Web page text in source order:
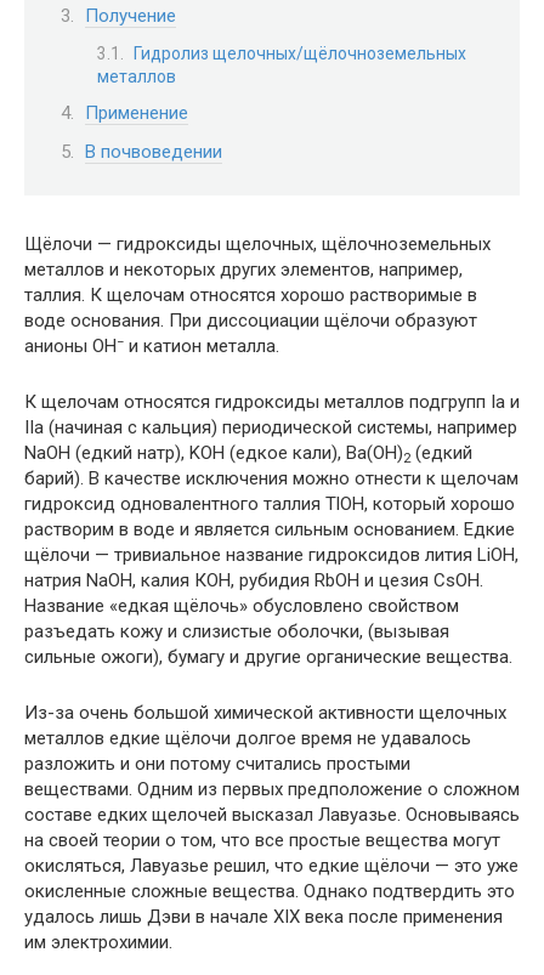
Получение
Гидролиз щелочных/щёлочноземельных
металлов
Применение
В почвоведении
Щёлочи — гидроксиды щелочных, щёлочноземельных
металлов и некоторых других элементов, например,
таллия. К щелочам относятся хорошо растворимые в
воде основания. При диссоциации щёлочи образуют
анионы OH− и катион металла.
К щелочам относятся гидроксиды металлов подгрупп Iа и
IIа (начиная с кальция) периодической системы, например
NaOH (едкий натр), KOH (едкое кали), Ba(OH)2 (едкий
барий). В качестве исключения можно отнести к щелочам
гидроксид одновалентного таллия TlOH, который хорошо
растворим в воде и является сильным основанием. Едкие
щёлочи — тривиальное название гидроксидов лития LiOH,
натрия NaOH, калия КОН, рубидия RbOH и цезия CsOH.
Название «едкая щёлочь» обусловлено свойством
разъедать кожу и слизистые оболочки, (вызывая
сильные ожоги), бумагу и другие органические вещества.
Из-за очень большой химической активности щелочных
металлов едкие щёлочи долгое время не удавалось
разложить и они потому считались простыми
веществами. Одним из первых предположение о сложном
составе едких щелочей высказал Лавуазье. Основываясь
на своей теории о том, что все простые вещества могут
окисляться, Лавуазье решил, что едкие щёлочи — это уже
окисленные сложные вещества. Однако подтвердить это
удалось лишь Дэви в начале XIX века после применения
им электрохимии.